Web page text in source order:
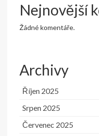
Nejnovější
Žádné komentáře.
Archivy
Říjen 2025
Srpen 2025
Červenec 2025